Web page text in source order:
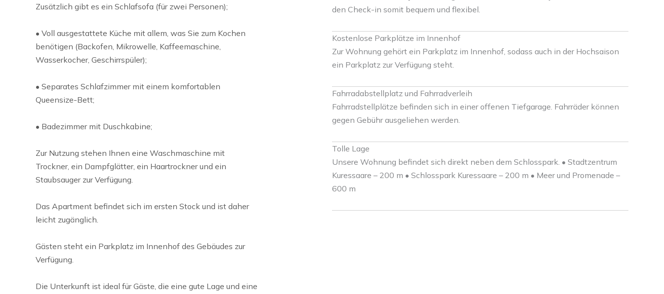
Zusätzlich gibt es ein Schlafsofa (für zwei Personen);
• Voll ausgestattete Küche mit allem, was Sie zum Kochen
benötigen (Backofen, Mikrowelle, Kaffeemaschine,
Wasserkocher, Geschirrspüler);
• Separates Schlafzimmer mit einem komfortablen
Queensize-Bett;
• Badezimmer mit Duschkabine;
Zur Nutzung stehen Ihnen eine Waschmaschine mit
Trockner, ein Dampfglätter, ein Haartrockner und ein
Staubsauger zur Verfügung.
Das Apartment befindet sich im ersten Stock und ist daher
leicht zugänglich.
Gästen steht ein Parkplatz im Innenhof des Gebäudes zur
Verfügung.
Die Unterkunft ist ideal für Gäste, die eine gute Lage und eine
den Check-in somit bequem und flexibel.
Kostenlose Parkplätze im Innenhof
Zur Wohnung gehört ein Parkplatz im Innenhof, sodass auch in der Hochsaison
ein Parkplatz zur Verfügung steht.
Fahrradabstellplatz und Fahrradverleih
Fahrradstellplätze befinden sich in einer offenen Tiefgarage. Fahrräder können
gegen Gebühr ausgeliehen werden.
Tolle Lage
Unsere Wohnung befindet sich direkt neben dem Schlosspark. • Stadtzentrum
Kuressaare – 200 m • Schlosspark Kuressaare – 200 m • Meer und Promenade –
600 m